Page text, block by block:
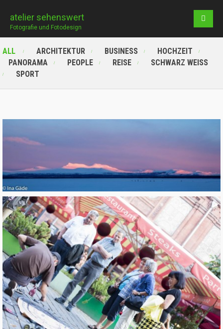
atelier sehenswert
Fotografie und Fotodesign
ALL ARCHITEKTUR BUSINESS
HOCHZEIT
PANORAMA
PEOPLE REISE
SCHWARZ WEISS
SPORT